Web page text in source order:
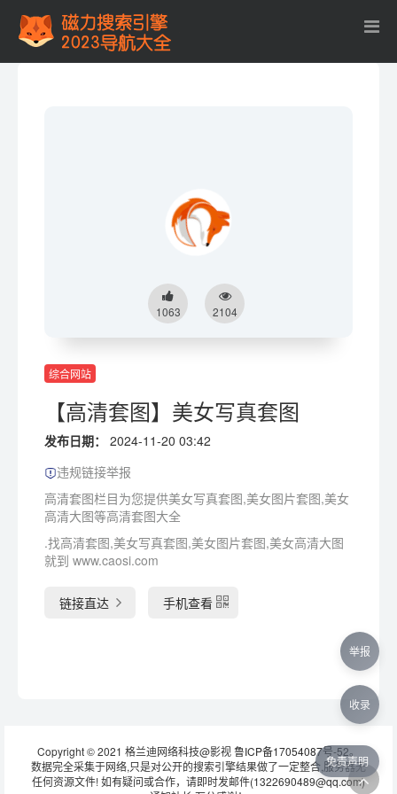
1063 2104
综合网站
【高清套图】美女写真套图
发布日期：
2024-11-20 03:42
违规链接举报
高清套图栏目为您提供美女写真套图,美女图片套图,美女
高清大图等高清套图大全
.找高清套图,美女写真套图,美女图片套图,美女高清大图
就到 www.caosi.com
链接直达 手机查看
Copyright © 2021 格兰迪网络科技@影视鲁ICP备17054087号-52。
数据完全采集于网络,只是对公开的搜索引擎结果做了一定整合,服务器无
任何资源文件! 如有疑问或合作，请即时发邮件(1322690489@qq.com)
免责声明
举报
收录